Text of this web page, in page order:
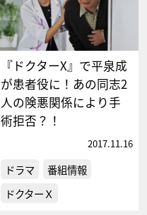
『ドクターX』で平泉成
が患者役に！あの同志2
人の険悪関係により手
術拒否？！
2017.11.16
ドラマ
番組情報
ドクターＸ